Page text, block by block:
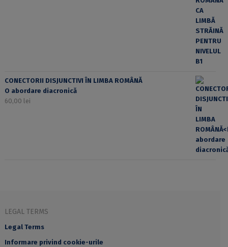
CONECTORII DISJUNCTIVI ÎN LIMBA ROMÂNĂ
O abordare diacronică
60,00 lei
LEGAL TERMS
Legal Terms
Informare privind cookie-urile